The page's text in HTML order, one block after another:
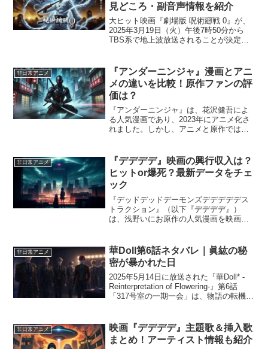
見どころ・副音声情報を紹介
大ヒット映画『劇場版 呪術廻戦 0』が、
2025年3月19日（火）午後7時50分から
TBS系で地上波放送されることが決定し
後、全世界興行収入265億円を突破し、
「...
非日常アニメ
『アンダーニンジャ』漫画とアニ
メの違いを比較！原作ファンの評
価は？
『アンダーニンジャ』は、花沢健吾によ
る人気漫画であり、2023年にアニメ化さ
れました。しかし、アニメと原作ではい
ストーリーやキャラクター描写、アクシ
ョンシーンの違いを詳...
非日常アニメ
『デデデデ』映画の興行収入は？
ヒットor爆死？最新データをチェ
ック
『デッドデッドデーモンズデデデデデス
トラクション』（以下『デデデデ』）
は、浅野いにお原作の人気漫画を映画化
た。しかし、興行収入の結果を見ると、
ヒットしたのか、それとも厳...
非日常アニメ
華Doll第6話ネタバレ｜眞紘の秘
密が暴かれた日
2025年5月14日に放送された『華Doll* -
Reinterpretation of Flowering-』第6話
「317号室の一期一会」は、物語の転機と
舞台で、A...
非日常アニメ
映画『デデデデ』主題歌＆挿入歌
まとめ！アーティスト情報も紹介